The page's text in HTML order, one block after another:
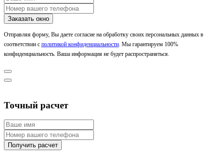
Отправляя форму, Вы даете согласие на обработку своих персональных данных в
соответствии с политикой конфиденциальности. Мы гарантируем 100%
конфиденциальность. Ваша информация не будет распространяться.
Точный расчет
Получить расчет